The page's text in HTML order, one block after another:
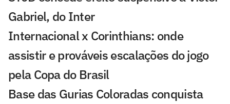
Gabriel, do Inter
Internacional x Corinthians: onde
assistir e prováveis escalações do jogo
pela Copa do Brasil
Base das Gurias Coloradas conquista